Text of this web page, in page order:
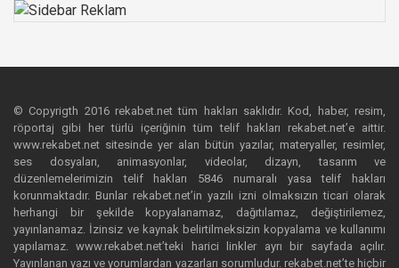
© Copyrigth 2016 rekabet.net tüm hakları saklıdır. Kod, haber, resim,
röportaj gibi her türlü içeriğinin tüm telif hakları rekabet.net’e aittir.
www.rekabet.net sitesinde yer alan bütün yazılar, materyaller, resimler,
ses dosyaları, animasyonlar, videolar, dizayn, tasarım ve
düzenlemelerimizin telif hakları 5846 numaralı yasa telif hakları
korunmaktadır. Bunlar rekabet.net’in yazılı izni olmaksızın ticari olarak
herhangi bir şekilde kopyalanamaz, dağıtılamaz, değiştirilemez,
yayınlanamaz. İzinsiz ve kaynak belirtilmeksizin kopyalama ve kullanımı
yapılamaz. www.rekabet.net’teki harici linkler ayrı bir sayfada açılır.
Yayınlanan yazı ve yorumlardan yazarları sorumludur. rekabet.net’te hiçbir